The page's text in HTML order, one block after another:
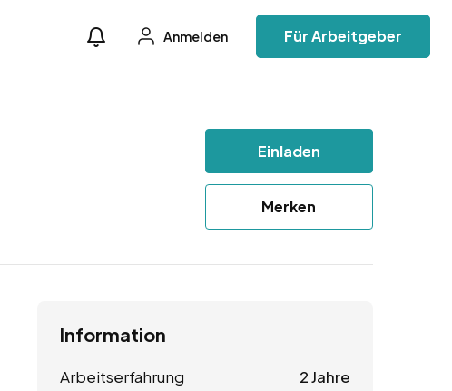
Anmelden Für Arbeitgeber
Einladen
Merken
Information
Arbeitserfahrung 2 Jahre